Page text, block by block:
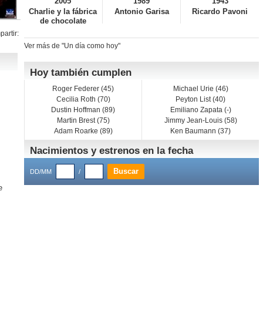
Charlie y la fábrica
de chocolate
Antonio Garisa
Ricardo Pavoni
Ver más de "Un día como hoy"
Hoy también cumplen
Roger Federer (45)
Cecilia Roth (70)
Dustin Hoffman (89)
Martin Brest (75)
Adam Roarke (89)
Michael Urie (46)
Peyton List (40)
Emiliano Zapata (-)
Jimmy Jean-Louis (58)
Ken Baumann (37)
Nacimientos y estrenos en la fecha
DD/MM /